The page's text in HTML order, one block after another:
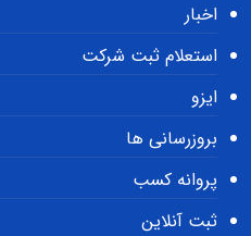
اخبار
استعلام ثبت شرکت
ایزو
بروزرسانی ها
پروانه کسب
ثبت آنلاین